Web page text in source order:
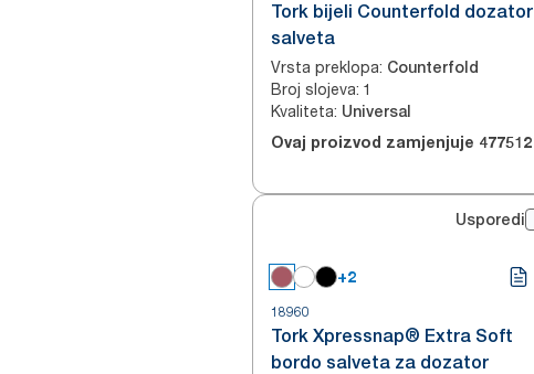
Tork bijeli Counterfold dozator
salveta
Vrsta preklopa: Counterfold
Broj slojeva: 1
Kvaliteta: Universal
Ovaj proizvod zamjenjuje 477512
Usporedi
+2
18960
Tork Xpressnap® Extra Soft
bordo salveta za dozator